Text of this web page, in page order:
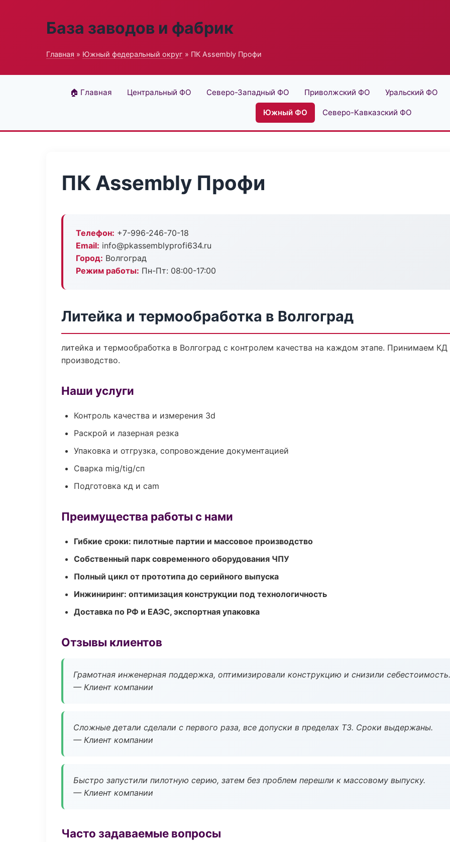
База заводов и фабрик
Главная » Южный федеральный округ » ПК Assembly Профи
🏠 Главная Центральный ФО Северо-Западный ФО Приволжский ФО Уральский ФО
Южный ФО Северо-Кавказский ФО
ПК Assembly Профи
Телефон: +7-996-246-70-18
Email: info@pkassemblyprofi634.ru
Город: Волгоград
Режим работы: Пн-Пт: 08:00-17:00
Литейка и термообработка в Волгоград
литейка и термообработка в Волгоград с контролем качества на каждом этапе. Принимаем
производство.
Наши услуги
Контроль качества и измерения 3d
Раскрой и лазерная резка
Упаковка и отгрузка, сопровождение документацией
Сварка mig/tig/сп
Подготовка кд и cam
Преимущества работы с нами
Гибкие сроки: пилотные партии и массовое производство
Собственный парк современного оборудования ЧПУ
Полный цикл от прототипа до серийного выпуска
Инжиниринг: оптимизация конструкции под технологичность
Доставка по РФ и ЕАЭС, экспортная упаковка
Отзывы клиентов
Грамотная инженерная поддержка, оптимизировали конструкцию и снизили себестоимость.
— Клиент компании
Сложные детали сделали с первого раза, все допуски в пределах ТЗ. Сроки выдержаны.
— Клиент компании
Быстро запустили пилотную серию, затем без проблем перешли к массовому выпуску.
— Клиент компании
Часто задаваемые вопросы